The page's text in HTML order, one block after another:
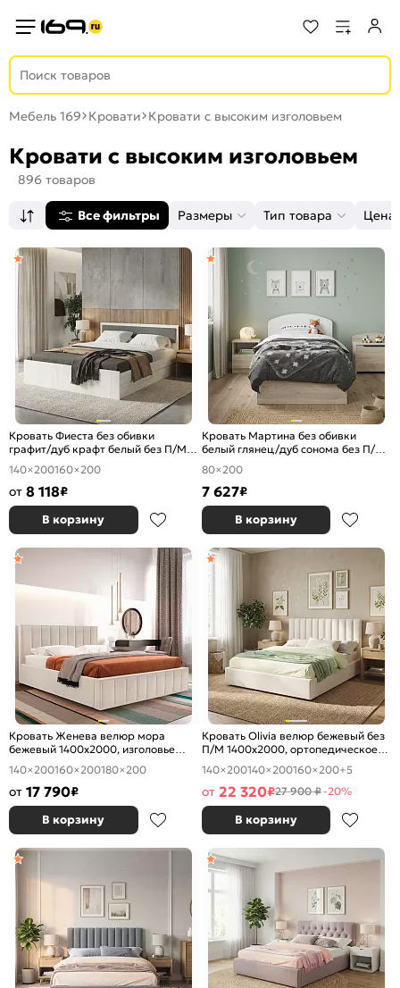
Мебель 169 Кровати Кровати с высоким изголовьем
Кровати с высоким изголовьем
896 товаров
Все фильтры Размеры Тип товара Цена
Кровать Фиеста без обивки
графит/дуб крафт белый без П/М
1400x2000, изголовье жесткое
140×200160×200
от 8 118₽
В корзину
Кровать Мартина без обивки
белый глянец/дуб сонома без П/М
800x2000, изголовье жесткое
80×200
7 627₽
В корзину
Кровать Женева велюр мора
бежевый 1400x2000, изголовье
мягкое
140×200160×200180×200
от 17 790₽
В корзину
Кровать Olivia велюр бежевый без
П/М 1400x2000, ортопедическое
основание, изголовье мягкое
140×200140×200160×200+5
от 22 320₽27 900 ₽-20%
В корзину